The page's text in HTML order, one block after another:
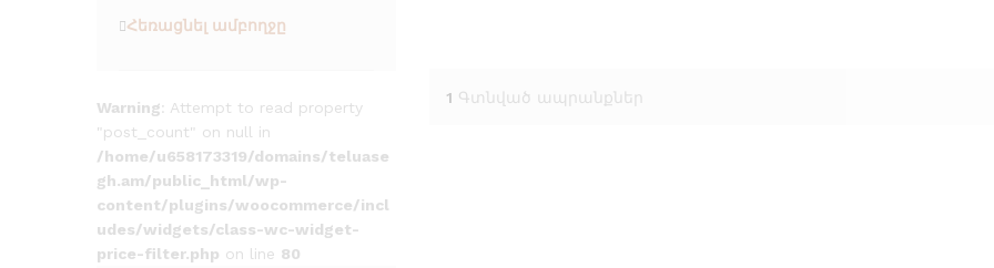
1 Գտնված ապրանքներ
Հեռացնել ամբողջը
Warning: Attempt to read property
"post_count" on null in
/home/u658173319/domains/teluase
gh.am/public_html/wp-
content/plugins/woocommerce/incl
udes/widgets/class-wc-widget-
price-filter.php on line 80